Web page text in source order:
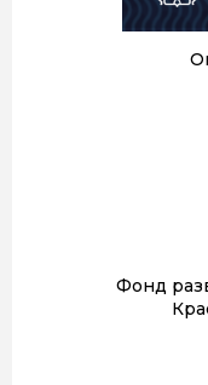
Фонд